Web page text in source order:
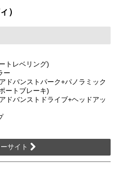
）
トレベリング)
ー
ドバンストパーク+パノラミック
ートブレーキ)
ドバンストドライブ+ヘッドアッ
サイト